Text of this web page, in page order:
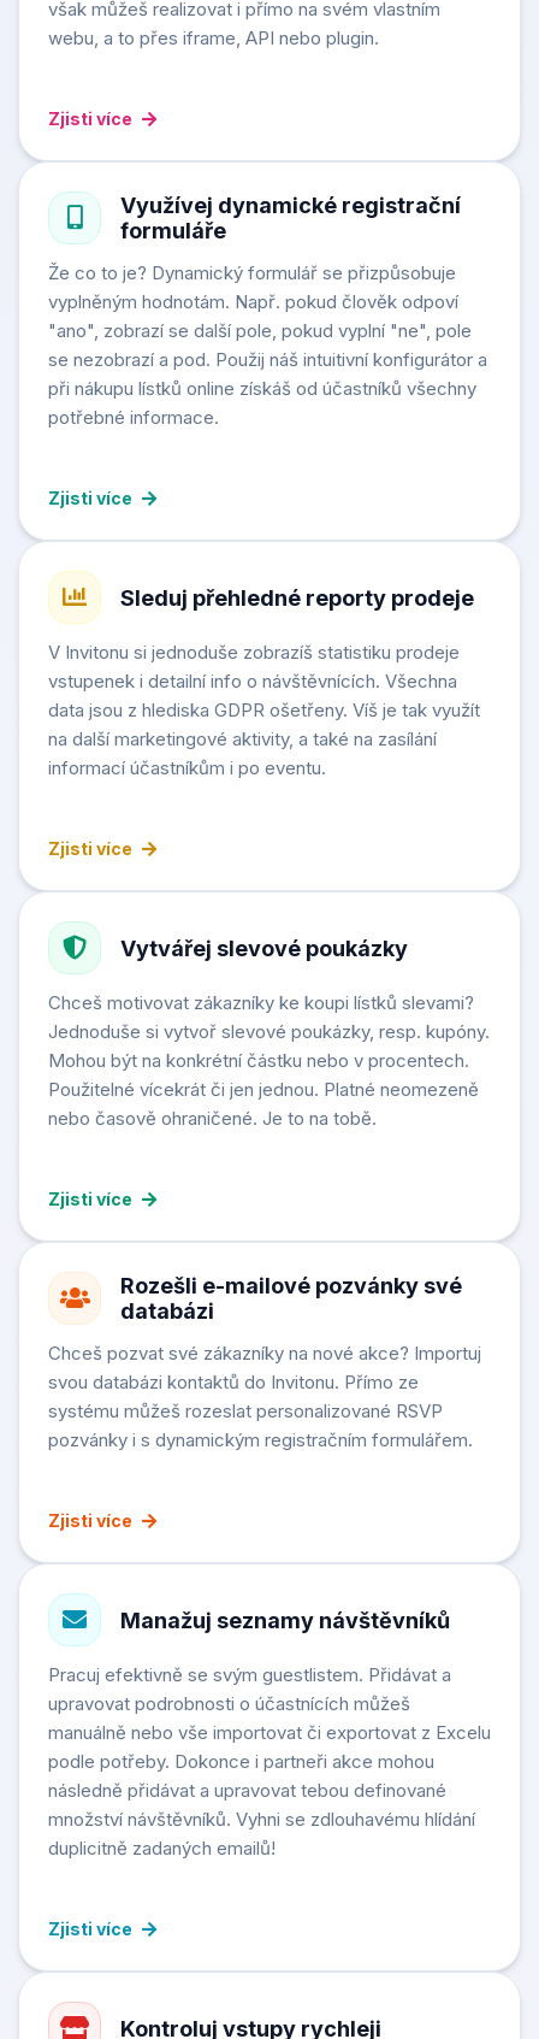
však můžeš realizovat i přímo na svém vlastním
webu, a to přes iframe, API nebo plugin.
Zjisti více
Využívej dynamické registrační
formuláře
Že co to je? Dynamický formulář se přizpůsobuje
vyplněným hodnotám. Např. pokud člověk odpoví
"ano", zobrazí se další pole, pokud vyplní "ne", pole
se nezobrazí a pod. Použij náš intuitivní konfigurátor a
při nákupu lístků online získáš od účastníků všechny
potřebné informace.
Zjisti více
Sleduj přehledné reporty prodeje
V Invitonu si jednoduše zobrazíš statistiku prodeje
vstupenek i detailní info o návštěvnících. Všechna
data jsou z hlediska GDPR ošetřeny. Víš je tak využít
na další marketingové aktivity, a také na zasílání
informací účastníkům i po eventu.
Zjisti více
Vytvářej slevové poukázky
Chceš motivovat zákazníky ke koupi lístků slevami?
Jednoduše si vytvoř slevové poukázky, resp. kupóny.
Mohou být na konkrétní částku nebo v procentech.
Použitelné vícekrát či jen jednou. Platné neomezeně
nebo časově ohraničené. Je to na tobě.
Zjisti více
Rozešli e-mailové pozvánky své
databázi
Chceš pozvat své zákazníky na nové akce? Importuj
svou databázi kontaktů do Invitonu. Přímo ze
systému můžeš rozeslat personalizované RSVP
pozvánky i s dynamickým registračním formulářem.
Zjisti více
Manažuj seznamy návštěvníků
Pracuj efektivně se svým guestlistem. Přidávat a
upravovat podrobnosti o účastnících můžeš
manuálně nebo vše importovat či exportovat z Excelu
podle potřeby. Dokonce i partneři akce mohou
následně přidávat a upravovat tebou definované
množství návštěvníků. Vyhni se zdlouhavému hlídání
duplicitně zadaných emailů!
Zjisti více
Kontroluj vstupy rychleji